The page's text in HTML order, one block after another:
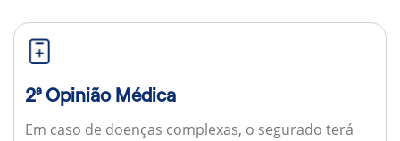
2ª Opinião Médica
Em caso de doenças complexas, o segurado terá